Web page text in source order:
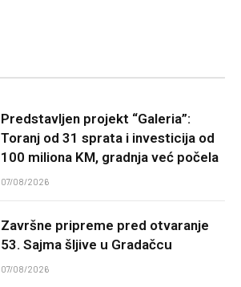
Predstavljen projekt “Galeria”:
Toranj od 31 sprata i investicija od
100 miliona KM, gradnja već počela
07/08/2026
Završne pripreme pred otvaranje
53. Sajma šljive u Gradačcu
07/08/2026